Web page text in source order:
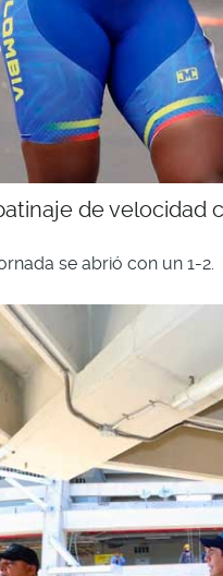
de velocidad
se abrió con un 1-2.